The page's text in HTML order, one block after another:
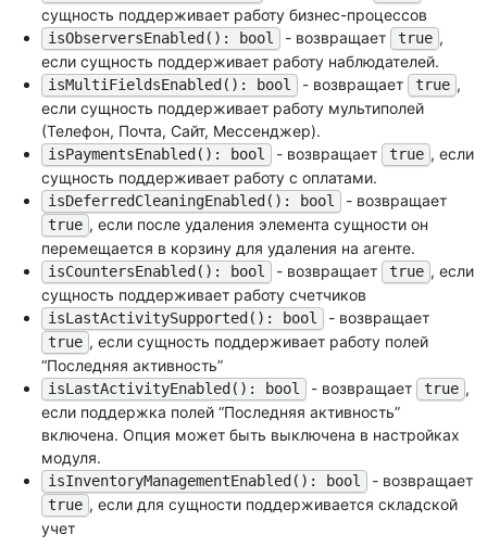
сущность поддерживает работу бизнес-процессов
isObserversEnabled(): bool - возвращает true ,
если сущность поддерживает работу наблюдателей.
isMultiFieldsEnabled(): bool - возвращает true ,
если сущность поддерживает работу мультиполей
(Телефон, Почта, Сайт, Мессенджер).
isPaymentsEnabled(): bool - возвращает true , если
сущность поддерживает работу с оплатами.
isDeferredCleaningEnabled(): bool - возвращает
true , если после удаления элемента сущности он
перемещается в корзину для удаления на агенте.
isCountersEnabled(): bool - возвращает true , если
сущность поддерживает работу счетчиков
isLastActivitySupported(): bool - возвращает
true , если сущность поддерживает работу полей
“Последняя активность”
isLastActivityEnabled(): bool - возвращает true ,
если поддержка полей “Последняя активность”
включена. Опция может быть выключена в настройках
модуля.
isInventoryManagementEnabled(): bool - возвращает
true , если для сущности поддерживается складской
учет